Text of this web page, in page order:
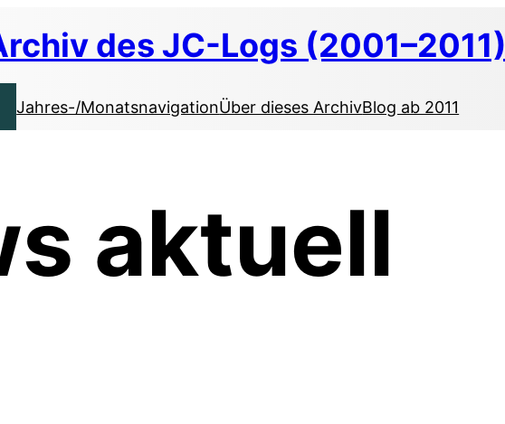
des JC-Logs (2001–2011)
Jahres-/MonatsnavigationÜber dieses ArchivBlog ab 2011
aktuell